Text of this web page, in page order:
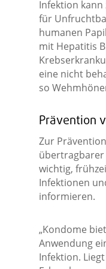
Infektion kann
für
humanen
mit Hepatitis
eine nicht
so
Prävention
Zur
übertragbarer
wichtig,
Infektionen
informieren.
„Kondome
Anwendung
Infektion.